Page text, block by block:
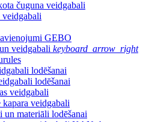
čuguna veidgabali
GEBO
veidgabali keyboard_arrow_right
lodēšanai
lodēšanai
veidgabali
kapara veidgabali
un materiāli lodēšanai